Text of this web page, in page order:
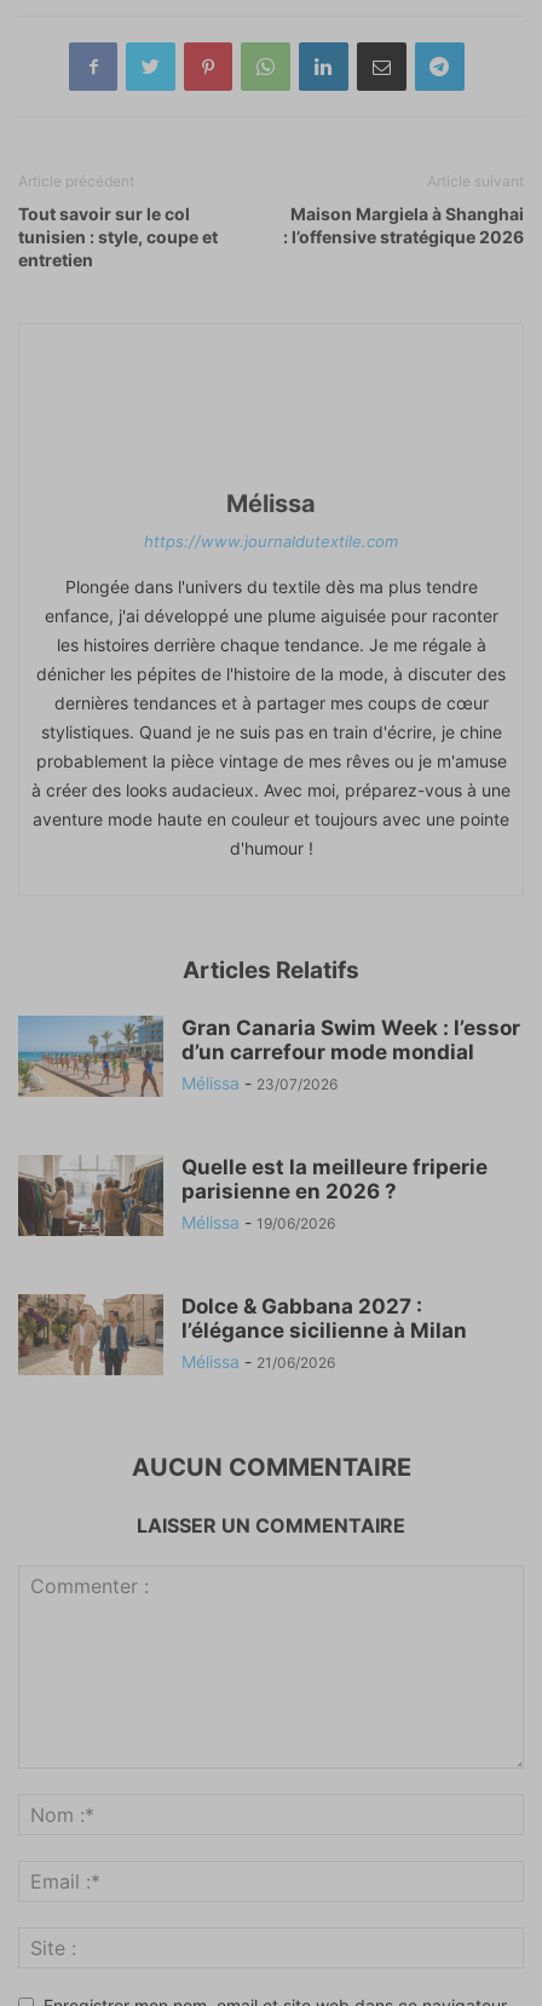
Article précédent
Tout savoir sur le col
tunisien : style, coupe et
entretien
Article suivant
Maison Margiela à Shanghai
: l’offensive stratégique 2026
Mélissa
https://www.journaldutextile.com
Plongée dans l'univers du textile dès ma plus tendre
enfance, j'ai développé une plume aiguisée pour raconter
les histoires derrière chaque tendance. Je me régale à
dénicher les pépites de l'histoire de la mode, à discuter des
dernières tendances et à partager mes coups de cœur
stylistiques. Quand je ne suis pas en train d'écrire, je chine
probablement la pièce vintage de mes rêves ou je m'amuse
à créer des looks audacieux. Avec moi, préparez-vous à une
aventure mode haute en couleur et toujours avec une pointe
d'humour !
Articles Relatifs
Gran Canaria Swim Week : l’essor
d’un carrefour mode mondial
Mélissa - 23/07/2026
Quelle est la meilleure friperie
parisienne en 2026 ?
Mélissa - 19/06/2026
Dolce & Gabbana 2027 :
l’élégance sicilienne à Milan
Mélissa - 21/06/2026
AUCUN COMMENTAIRE
LAISSER UN COMMENTAIRE